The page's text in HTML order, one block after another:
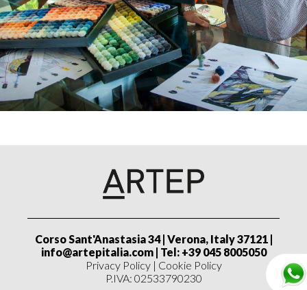
Corso Sant'Anastasia 34 | Verona, Italy 37121 |
info@artepitalia.com| Tel: +39 045 8005050
Privacy Policy| Cookie Policy
P.IVA: 02533790230